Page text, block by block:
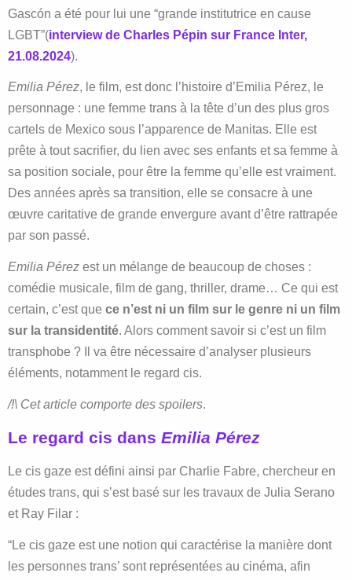
Gascón a été pour lui une “grande institutrice en cause
LGBT”(interview de Charles Pépin sur France Inter,
21.08.2024).
Emilia Pérez, le film, est donc l’histoire d’Emilia Pérez, le
personnage : une femme trans à la tête d’un des plus gros
cartels de Mexico sous l’apparence de Manitas. Elle est
prête à tout sacrifier, du lien avec ses enfants et sa femme à
sa position sociale, pour être la femme qu’elle est vraiment.
Des années après sa transition, elle se consacre à une
œuvre caritative de grande envergure avant d’être rattrapée
par son passé.
Emilia Pérez est un mélange de beaucoup de choses :
comédie musicale, film de gang, thriller, drame… Ce qui est
certain, c’est que ce n’est ni un film sur le genre ni un film
sur la transidentité. Alors comment savoir si c’est un film
transphobe ? Il va être nécessaire d’analyser plusieurs
éléments, notamment le regard cis.
/!\ Cet article comporte des spoilers.
Le regard cis dans Emilia Pérez
Le cis gaze est défini ainsi par Charlie Fabre, chercheur en
études trans, qui s’est basé sur les travaux de Julia Serano
et Ray Filar :
“Le cis gaze est une notion qui caractérise la manière dont
les personnes trans’ sont représentées au cinéma, afin